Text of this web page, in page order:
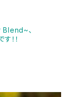
、
！！